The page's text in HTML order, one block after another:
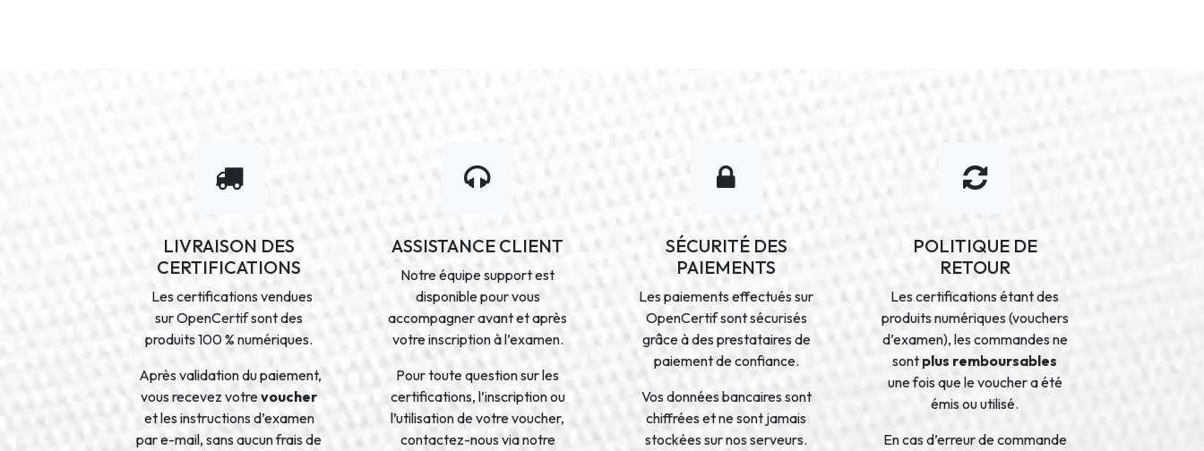
LIVRAISON DES
CERTIFICATIONS
Les certifications vendues
sur OpenCertif sont des
produits 100 % numériques.
Après validation du paiement,
vous recevez votrevoucher
et les instructions d’examen
par e-mail, sans aucun frais de
ASSISTANCE CLIENT
Notre équipe support est
disponible pour vous
accompagner avant et après
votre inscription à l’examen.
Pour toute question sur les
certifications, l’inscription ou
l’utilisation de votre voucher,
contactez-nous via notre
SÉCURITÉ DES
PAIEMENTS
Les paiements effectués sur
OpenCertif sont sécurisés
grâce à des prestataires de
paiement de confiance.
Vos données bancaires sont
chiffrées et ne sont jamais
stockées sur nos serveurs.
POLITIQUE DE
RETOUR
Les certifications étant des
produits numériques (vouchers
d’examen), les commandes ne
sont plus remboursables
une fois que le voucher a été
émis ou utilisé.
En cas d’erreur de commande